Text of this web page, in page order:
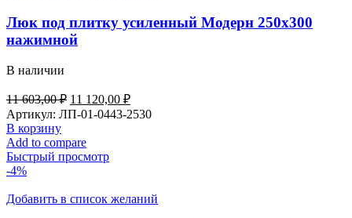
Люк под плитку усиленный Модерн 250х300
нажимной
В наличии
11 603,00₽ 11 120,00 ₽
Артикул: ЛП-01-0443-2530
В корзину
Add to compare
Быстрый просмотр
-4%
Добавить в список желаний